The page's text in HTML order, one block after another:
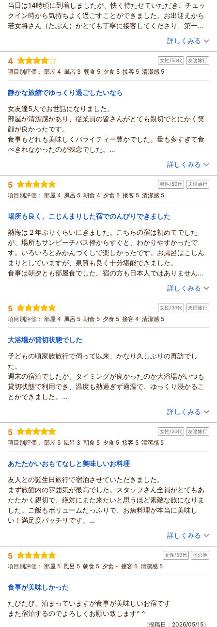
当日は14時頃に到着しましたが、快く待たせていただき、チェッ
クイン時から気持ちよく過ごすことができました。お出迎えから
若女将さん（たぶん）がとても丁寧に接客してくださり、第一印
お部屋は新しくはありませんが、清潔感があり、6人でも十分な広
さでした。
夕食は船盛コースをお願いし、さらに事前に金目鯛の煮付けを2尾
追加しました。とても立派な金目鯛で、味付けも絶品。家族みん
た。
お風呂は時間によって男女が入れ替わるため、両方のお風呂を楽
しむことができました。露天風呂もあり、源泉かけ流しのお湯が
とても気持ち良かったです。
朝食は小鉢がたくさん並び、朝から大満足でした。また、海外出
身と思われるスタッフの方が流暢な日本語で丁寧に接客してくだ
チェックアウト前に海岸を散歩しようと外へ出たところ、突然携
帯電話に津波注意報の緊急通知が届きました。慌てて散歩を中止
し、そのままチェックアウトすることになってしまい、宿の皆さ
その節はありがとうございました。おかげさまで家族みんなが楽
しい時間を過ごすことができました。また伊豆を訪れる際には利
用させていただきたいと思います。
（投稿日：2026/06/09）
宿泊時期： 2026年06月宿泊 (家族旅行)
投稿者： はまちゃんさん
宿泊プラン： 【3月厳選】【スタンダード料理】迷ったらコレ！当館名物
《金目鯛の姿煮付》基本料理を堪能★【お部屋食】
和室
朝・夕
朝/部屋出し
夕/部屋出し
詳しくみる
4 女性/50代 友達旅行
項目別評価： 部屋 4 風呂 3 朝食 5 夕食 5 接客 5 清潔感 5
静かな旅館でゆっくり過ごしたいなら
女友達5人でお世話になりました。
部屋が清潔感があり、従業員の皆さんがとても親切でとにかく笑
顔が良かったです。
食事もどれも美味しくバライティー豊かでした。量も多すぎて食
べきれなかったのが残念でした。
（投稿日：2026/06/07）
宿泊時期： 2026年06月宿泊 (友達旅行)
投稿者： htmさん(女性/50代)
宿泊プラン： 【豪華舟盛＋金目鯛姿煮付】お魚好きのために2つの大人気メ
ニューのメインを一度に堪能♪【部屋食】
和室 朝・夕
朝/部屋出し
夕/部屋出し
詳しくみる
5 男性/50代 夫婦旅行
項目別評価： 部屋 4 風呂 5 朝食 4 夕食 5 接客 5 清潔感 5
場所も良く、こじんまりした宿でのんびりできました
熱海は２年ぶりくらいにきました。こちらの宿は初めてでした
が、場所もサンビーチバス停からすぐと、わかりやすかったで
す。いろいろとみかんづくしで楽しかったです。お風呂はこじん
まりとしていますが、泉質も良く十分堪能できました。
食事は朝夕とも部屋食でした。宿の方も日本人ではありませんで
したが、一生懸命説明してくれて、とても印象が良かったです
し、なによりキンメダイの大きさにびっくり。さすがキンメダイ
に自信ある宿とのこと、偽りなしでした！
和室の部屋食ですが、われわれ還暦近いものにとっては、床座が
つらい年齢となりまして、会場食でのイスとテーブルの方がかな
のかなと感じました。
でも全体的にはかなり好印象の宿でしたので、熱海再訪の際は、
リピありです。
（投稿日：2026/06/06）
宿泊時期： 2026年06月宿泊 (夫婦旅行)
投稿者： charaさん
宿泊プラン： 【冬厳選】【スタンダード料理】迷ったらコレ！当館名物《金
目鯛の姿煮付》基本料理を堪能★【お部屋食】
和室
朝・夕
朝/部屋出し
夕/部屋出し
詳しくみる
5 女性/30代 夫婦旅行
項目別評価： 部屋 4 風呂 5 朝食 5 夕食 5 接客 4 清潔感 5
大浴場が貸切状態でした
子どもの頃家族旅行で伺って以来、かなり久しぶりの再訪でし
た。
週末の宿泊でしたが、タイミングが良かったのか大浴場がいつも
貸切状態で利用でき、温度も熱過ぎず適温で、ゆっくり浸かるこ
とができました。
チェックインの際に、事前にお伝えしていたアレルギー対応は不
可と伺ったのですが、夕食では該当品目を変更いただいており、
大変助かりました。金目鯛の煮付けはもちろん、朝食のネバネバ
丼も美味しく、朝からお腹いっぱいいただきました。
お部屋も清掃が行き届いており快適だったのですが、ドアの鍵が
まい、調整いただけると良いかなぁと思いました。
大変お世話になりました。
（投稿日：2026/05/27）
宿泊時期： 2026年05月宿泊 (夫婦旅行)
投稿者： ずっきーにさん
宿泊プラン： 【みかんの休日】【お部屋食】みかんづくしの特典付き★夕食
は名物料理の“金目鯛姿煮付”＜じゃらん限定＞
和室
朝・夕
朝/部屋出し
夕/部屋出し
詳しくみる
5 女性/20代 友達旅行
項目別評価： 部屋 5 風呂 3 朝食 5 夕食 5 接客 5 清潔感 5
あたたかいおもてなしと美味しいお料理
友人との誕生日旅行で宿泊させていただきました。
まず旅館内の雰囲気が最高でした。スタッフさん全員がとてもあ
たたかく親切で、絶対にまた来たいと思うほど素敵な旅になりま
した。ご飯もボリュームたっぷりで、お魚料理が本当に美味し
い！満足度バッチリです。
朝夕のご飯とお布団を担当してくれた女性スタッフさんも、とて
も親切でにこやかに対応してくださいました。ありがとうござい
ました！
（投稿日：2026/05/21）
宿泊時期： 2026年05月宿泊 (友達旅行)
投稿者： あさん(女性/20代)
宿泊プラン： 【3月厳選】【当館最上級献立】メインは金目鯛姿煮＆鯛姿
造！焼き物は鮑orステーキから選択可♪【部屋食】
和室
朝・夕
朝/部屋出し
夕/部屋出し
詳しくみる
5 女性/50代 その他
項目別評価： 部屋 5 風呂 5 朝食 5 夕食 - 接客 5 清潔感 5
食事が美味しかった
たびたび、泊まっていますが食事が美味しいお宿です
また宿泊するのでよろしくお願い致します^ ^
（投稿日：2026/05/15）